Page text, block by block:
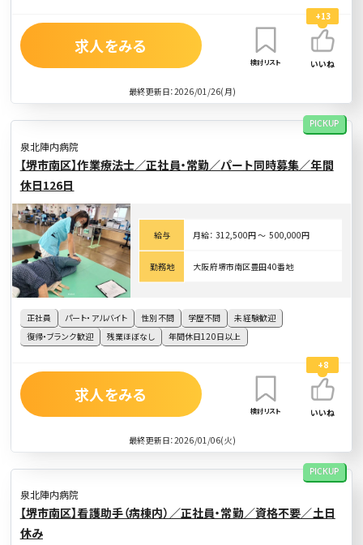
最終更新日：2026/01/26(月)
求人をみる
検討リスト
+13
いいね
泉北陣内病院
PICKUP
【堺市南区】作業療法士／正社員・常勤／パート同時募集／年間
休日126日
正社員 パート・アルバイト 性別不問 学歴不問
未経験歓迎
復帰・ブランク歓迎
残業ほぼなし 年間休日120日以上
給与 月給： 312,500円 〜 500,000円
勤務地 大阪府堺市南区豊田40番地
最終更新日：2026/01/06(火)
求人をみる
検討リスト
+8
いいね
泉北陣内病院
PICKUP
【堺市南区】看護助手（病棟内）／正社員・常勤／資格不要／土日
休み